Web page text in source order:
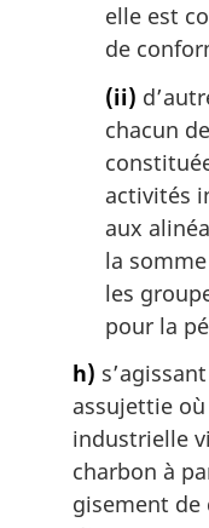
elle est
de
(ii)
chacun
activités
aux
la
les
pour la
h)
assujettie
industrielle
charbon à
gisement de